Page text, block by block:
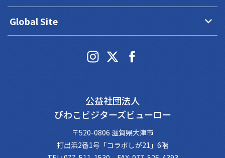
Global Site keyboard_arrow_down
公益社団法人
びわこビジターズビューロー
〒520-0806 滋賀県大津市
打出浜2番1号「コラボしが21」6階